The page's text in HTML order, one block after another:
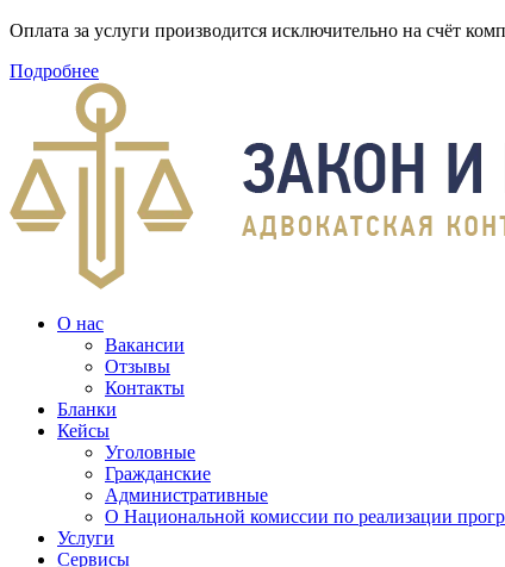
Оплата за услуги производится исключительно на счёт
Подробнее
О нас
Вакансии
Отзывы
Контакты
Бланки
Кейсы
Уголовные
Гражданские
Административные
О Национальной комиссии по реализации
Услуги
Сервисы